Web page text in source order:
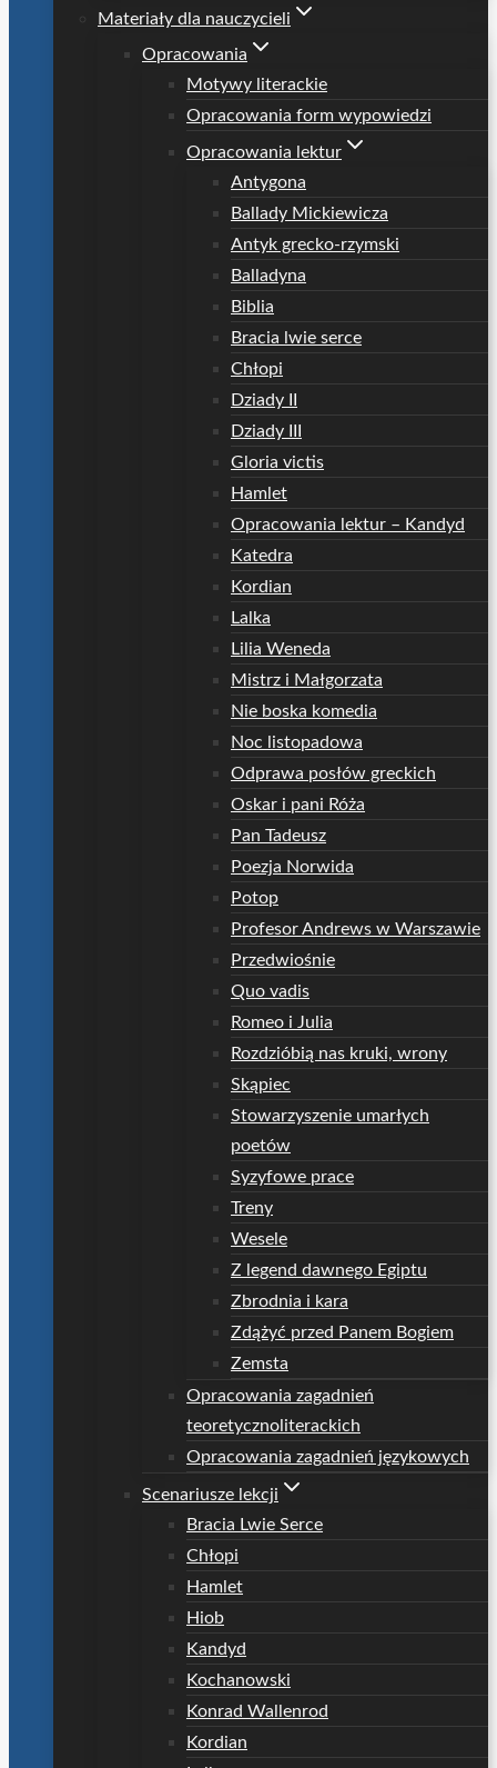
Materiały dla nauczycieli
Opracowania
Motywy literackie
Opracowania form wypowiedzi
Opracowania lektur
Antygona
Ballady Mickiewicza
Antyk grecko-rzymski
Balladyna
Biblia
Bracia lwie serce
Chłopi
Dziady II
Dziady III
Gloria victis
Hamlet
Opracowania lektur – Kandyd
Katedra
Kordian
Lalka
Lilia Weneda
Mistrz i Małgorzata
Nie boska komedia
Noc listopadowa
Odprawa posłów greckich
Oskar i pani Róża
Pan Tadeusz
Poezja Norwida
Potop
Profesor Andrews w Warszawie
Przedwiośnie
Quo vadis
Romeo i Julia
Rozdzióbią nas kruki, wrony
Skąpiec
Stowarzyszenie umarłych
poetów
Syzyfowe prace
Treny
Wesele
Z legend dawnego Egiptu
Zbrodnia i kara
Zdążyć przed Panem Bogiem
Zemsta
Opracowania zagadnień
teoretycznoliterackich
Opracowania zagadnień językowych
Scenariusze lekcji
Bracia Lwie Serce
Chłopi
Hamlet
Hiob
Kandyd
Kochanowski
Konrad Wallenrod
Kordian